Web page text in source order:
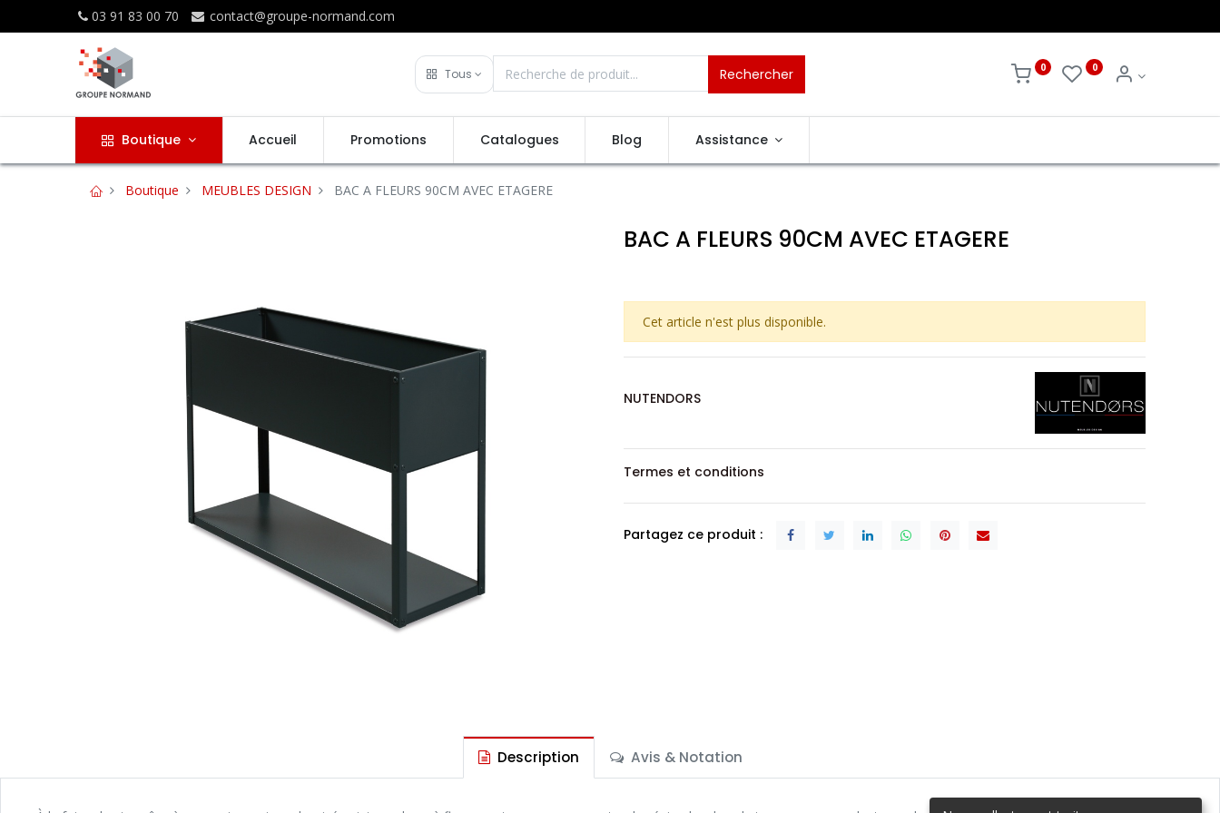
03 91 83 00 70 contact@groupe-normand.com
Tous Rechercher 0 0
Boutique Accueil Promotions Catalogues Blog Assistance
Boutique MEUBLES DESIGN BAC A FLEURS 90CM AVEC ETAGERE
BAC A FLEURS 90CM AVEC ETAGERE
Cet article n'est plus disponible.
NUTENDORS
Termes et conditions
Partagez ce produit :
Description Avis & Notation